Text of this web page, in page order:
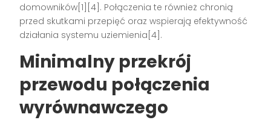
domowników[1][4]. Połączenia te również chronią
przed skutkami przepięć oraz wspierają efektywność
działania systemu uziemienia[4].
Minimalny przekrój
przewodu połączenia
wyrównawczego